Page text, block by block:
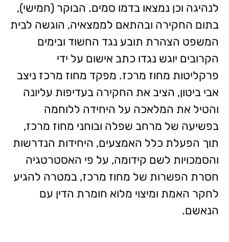
לנהיגה וכן נמצאו בדמו סמים. הבוקר (חמישי),
בתום החקירה ובהתאם לממצאיה, הוגשה לבית
המשפט הצהרת תובע נגד החשוד ובימים
הקרובים יוגש נגדו כתב אישום על ידי
פרקליטות מחוז מרכז. מפקד מחוז מרכז ניצב
אבי ביטון, הציב את החקירה בעדיפות עליונה
והטיל את המלאכה על היחידה ללוחמה
בפשיעה של מרחב שפלה ובוחני מחוז מרכז,
תוך הפעלת כלל האמצעים, היחידות הנדרשות
והסמכויות לשם קידומה, על פי האסטרטגיה
חסרת הפשרות של מחוז מרכז, במטרה להגיע
לחקר האמת ומיצוי מלוא חומרת הדין עם
הנאשם.